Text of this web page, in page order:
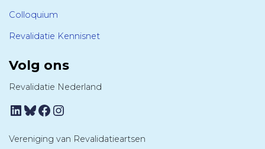
Colloquium
Revalidatie Kennisnet
Volg ons
Revalidatie Nederland
LinkedIn
Bluesky
Facebook
Instagram
Vereniging van Revalidatieartsen